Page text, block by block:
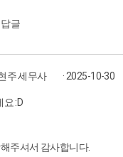
글
주 세무사 · 2025-10-30
요 :D
주셔서 감사합니다.